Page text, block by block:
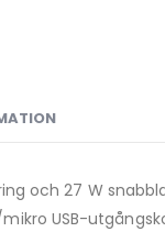
och 27 W
USB-